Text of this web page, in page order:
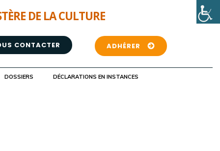
DE LA CULTURE
CONTACTER ADHÉRER
DOSSIERS DÉCLARATIONS EN INSTANCES